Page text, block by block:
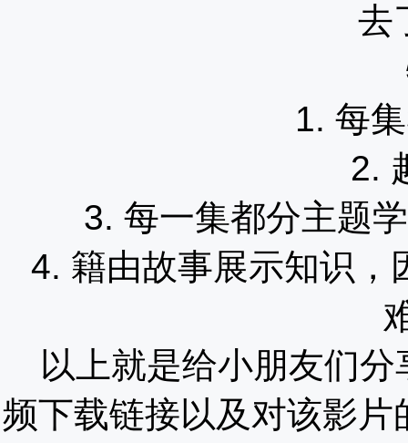
去
1. 每集
2.
3. 每一集都分主题
4. 籍由故事展示知识，
以上就是给小朋友们
频下载链接以及对该影